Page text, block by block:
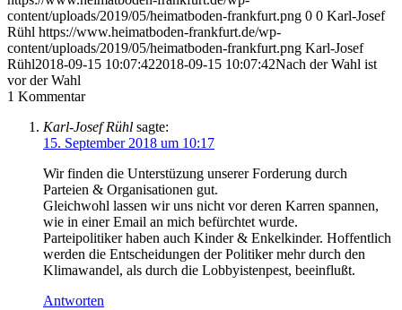
content/uploads/2019/05/heimatboden-frankfurt.png 0 0 Karl-Josef
Rühl https://www.heimatboden-frankfurt.de/wp-
content/uploads/2019/05/heimatboden-frankfurt.png Karl-Josef
Rühl2018-09-15 10:07:422018-09-15 10:07:42Nach der Wahl ist
vor der Wahl
1 Kommentar
Karl-Josef Rühl sagte:
15. September 2018 um 10:17
Wir finden die Unterstüzung unserer Forderung durch
Parteien & Organisationen gut.
Gleichwohl lassen wir uns nicht vor deren Karren spannen,
wie in einer Email an mich befürchtet wurde.
Parteipolitiker haben auch Kinder & Enkelkinder. Hoffentlich
werden die Entscheidungen der Politiker mehr durch den
Klimawandel, als durch die Lobbyistenpest, beeinflußt.
Antworten